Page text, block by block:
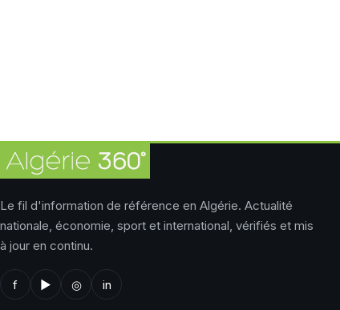
Le fil d'information de référence en Algérie. Actualité
nationale, économie, sport et international, vérifiés et mis
à jour en continu.
f ▶ ◎ in